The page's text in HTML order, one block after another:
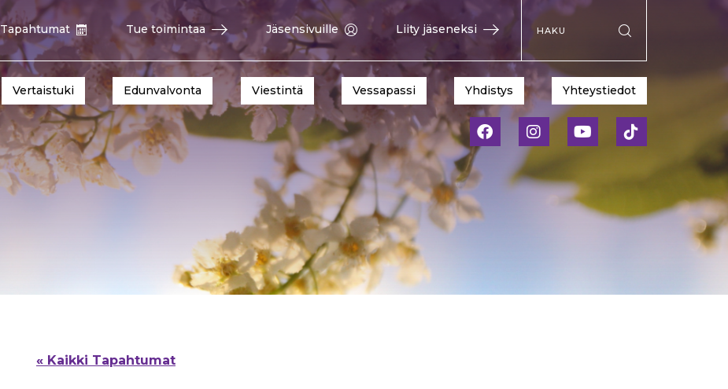
Tapahtumat Tue toimintaa Jäsensivuille Liity jäseneksi
Hae sivustolta
Vertaistuki Edunvalvonta Viestintä Vessapassi Yhdistys Yhteystiedot
« Kaikki Tapahtumat